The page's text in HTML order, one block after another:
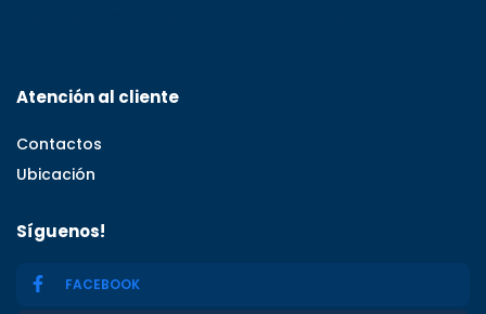
Atención al cliente
Contactos
Ubicación
Síguenos!
FACEBOOK